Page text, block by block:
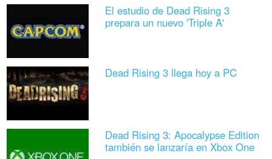
El estudio de Dead Rising 3
prepara un nuevo 'Triple A'
Dead Rising 3 llega hoy a PC
Dead Rising 3: Apocalypse Edition
también se lanzaría en Xbox One